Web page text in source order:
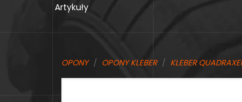
Artykuły
OPONY OPONY KLEBER KLEBER